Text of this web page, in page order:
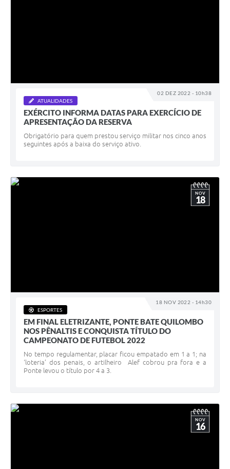
02 DEZ 2022 - 10h38
ATUALIDADES
EXÉRCITO INFORMA DATAS PARA EXERCÍCIO DE
APRESENTAÇÃO DA RESERVA
Obrigatório para quem prestou serviço militar nos cinco anos
seguintes após a baixa do serviço ativo.
18 NOV 2022 - 14h30
NOV
18
ESPORTES
EM FINAL ELETRIZANTE, PONTE BATE QUILOMBO
NOS PÊNALTIS E CONQUISTA TÍTULO DO
CAMPEONATO DE FUTEBOL 2022
No tempo regulamentar, placar ficou empatado em 1 a 1; na
‘loteria’ dos penais, o artilheiro Alef cobrou pra fora e a
Ponte levou o título por 4 a 3.
NOV
16